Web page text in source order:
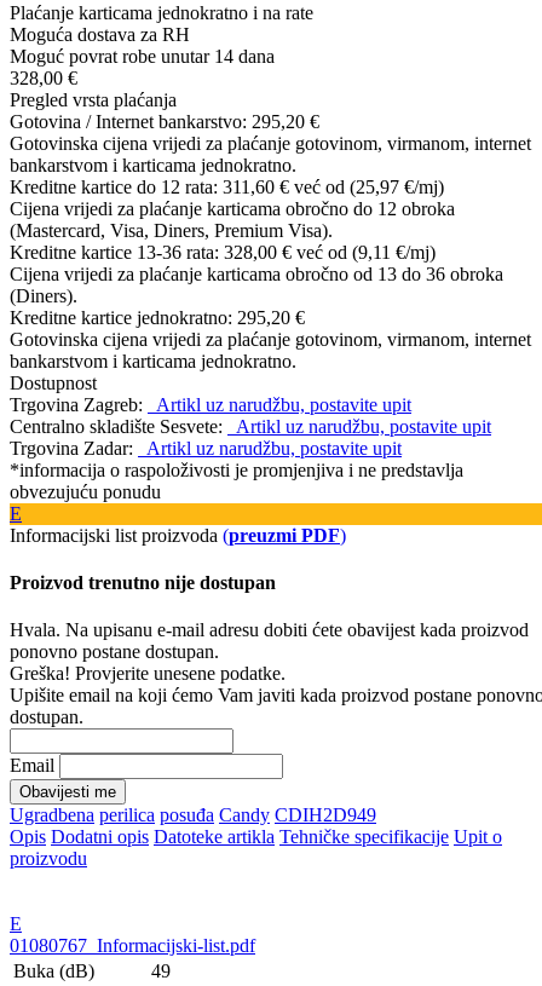
Plaćanje karticama jednokratno i na rate
Moguća dostava za RH
Moguć povrat robe unutar 14 dana
328,00 €
Pregled vrsta plaćanja
Gotovina / Internet bankarstvo: 295,20 €
Gotovinska cijena vrijedi za plaćanje gotovinom, virmanom, internet
bankarstvom i karticama jednokratno.
Kreditne kartice do 12 rata: 311,60 € već od (25,97 €/mj)
Cijena vrijedi za plaćanje karticama obročno do 12 obroka
(Mastercard, Visa, Diners, Premium Visa).
Kreditne kartice 13-36 rata: 328,00 € već od (9,11 €/mj)
Cijena vrijedi za plaćanje karticama obročno od 13 do 36 obroka
(Diners).
Kreditne kartice jednokratno: 295,20 €
Gotovinska cijena vrijedi za plaćanje gotovinom, virmanom, internet
bankarstvom i karticama jednokratno.
Dostupnost
Trgovina Zagreb:
Artikl uz narudžbu, postavite upit
Centralno skladište Sesvete:
Artikl uz narudžbu, postavite upit
Trgovina Zadar:
Artikl uz narudžbu, postavite upit
*informacija o raspoloživosti je promjenjiva i ne predstavlja
obvezujuću ponudu
E
Informacijski list proizvoda (preuzmi PDF)
Proizvod trenutno nije dostupan
Hvala. Na upisanu e-mail adresu dobiti ćete obavijest kada proizvod
ponovno postane dostupan.
Greška! Provjerite unesene podatke.
Upišite email na koji ćemo Vam javiti kada proizvod postane
dostupan.
Email
Obavijesti me
Ugradbena perilica posuđa Candy CDIH2D949
Opis Dodatni opis Datoteke artikla Tehničke specifikacije Upit o
proizvodu
E
01080767_Informacijski-list.pdf
Buka (dB)
49